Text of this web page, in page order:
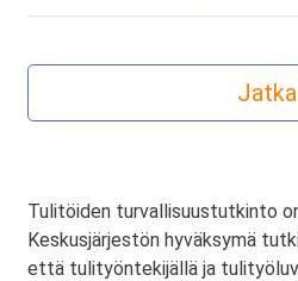
Tulitöiden turvallisuustutkinto
Keskusjärjestön hyväksymä
että tulityöntekijällä ja